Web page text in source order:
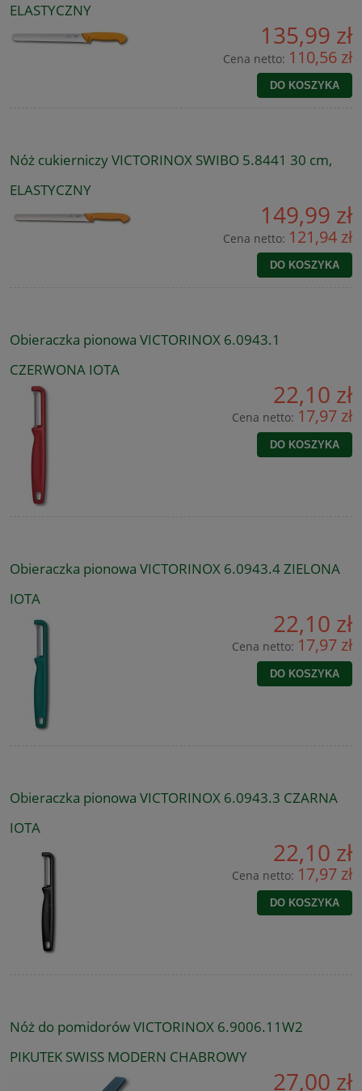
ELASTYCZNY
135,99 zł
Cena netto: 110,56 zł
DO KOSZYKA
Nóż cukierniczy VICTORINOX SWIBO 5.8441 30 cm,
ELASTYCZNY
149,99 zł
Cena netto: 121,94 zł
DO KOSZYKA
Obieraczka pionowa VICTORINOX 6.0943.1
CZERWONA IOTA
22,10 zł
Cena netto: 17,97 zł
DO KOSZYKA
Obieraczka pionowa VICTORINOX 6.0943.4 ZIELONA
IOTA
22,10 zł
Cena netto: 17,97 zł
DO KOSZYKA
Obieraczka pionowa VICTORINOX 6.0943.3 CZARNA
IOTA
22,10 zł
Cena netto: 17,97 zł
DO KOSZYKA
Nóż do pomidorów VICTORINOX 6.9006.11W2
PIKUTEK SWISS MODERN CHABROWY
27,00 zł